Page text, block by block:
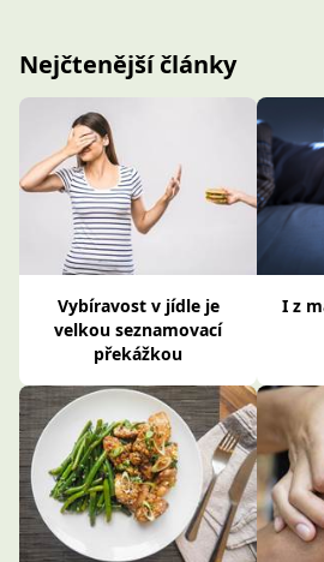
Nejčtenější články
Vybíravost v jídle je
velkou seznamovací
překážkou
I z